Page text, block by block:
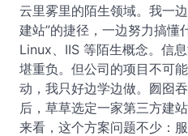
云里雾里的陌生领域。我一
建站”的捷径，一边努力搞懂
Linux、IIS 等陌生概念。信
堪重负。但公司的项目不可
动，我只好边学边做。囫囵
后，草草选定一家第三方建
来看，这个方案问题不少：